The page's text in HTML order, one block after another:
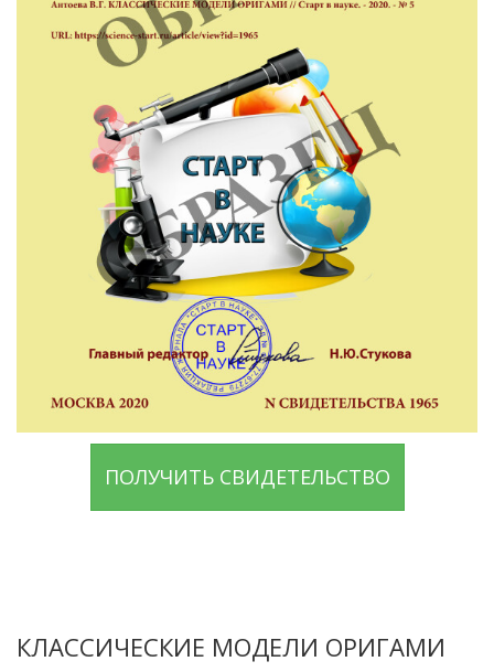
ПОЛУЧИТЬ СВИДЕТЕЛЬСТВО
КЛАССИЧЕСКИЕ МОДЕЛИ ОРИГАМИ